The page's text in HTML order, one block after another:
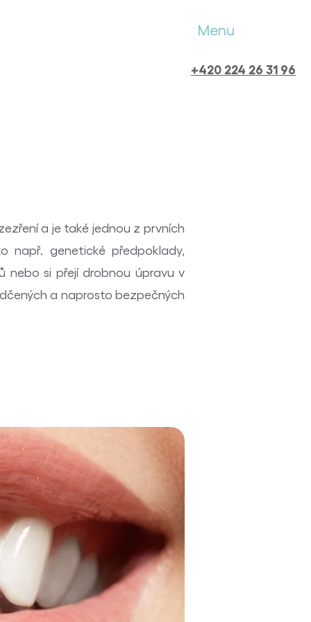
Menu
+420 224 26 31 96
a je také jednou z prvních
např. genetické předpoklady,
nebo si přejí drobnou úpravu v
a naprosto bezpečných